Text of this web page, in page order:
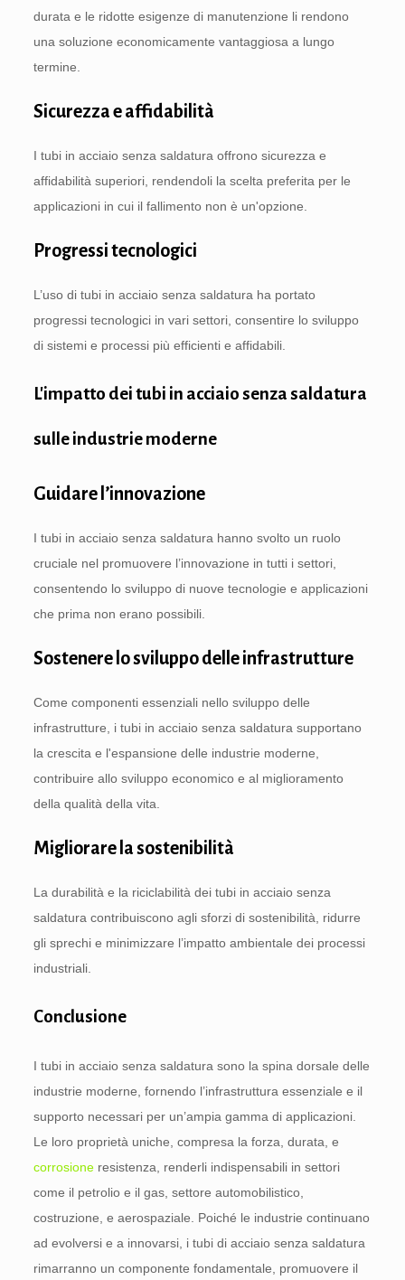
durata e le ridotte esigenze di manutenzione li rendono
una soluzione economicamente vantaggiosa a lungo
termine.
Sicurezza e affidabilità
I tubi in acciaio senza saldatura offrono sicurezza e
affidabilità superiori, rendendoli la scelta preferita per le
applicazioni in cui il fallimento non è un'opzione.
Progressi tecnologici
L’uso di tubi in acciaio senza saldatura ha portato
progressi tecnologici in vari settori, consentire lo sviluppo
di sistemi e processi più efficienti e affidabili.
L'impatto dei tubi in acciaio senza saldatura
sulle industrie moderne
Guidare l’innovazione
I tubi in acciaio senza saldatura hanno svolto un ruolo
cruciale nel promuovere l’innovazione in tutti i settori,
consentendo lo sviluppo di nuove tecnologie e applicazioni
che prima non erano possibili.
Sostenere lo sviluppo delle infrastrutture
Come componenti essenziali nello sviluppo delle
infrastrutture, i tubi in acciaio senza saldatura supportano
la crescita e l'espansione delle industrie moderne,
contribuire allo sviluppo economico e al miglioramento
della qualità della vita.
Migliorare la sostenibilità
La durabilità e la riciclabilità dei tubi in acciaio senza
saldatura contribuiscono agli sforzi di sostenibilità, ridurre
gli sprechi e minimizzare l’impatto ambientale dei processi
industriali.
Conclusione
I tubi in acciaio senza saldatura sono la spina dorsale delle
industrie moderne, fornendo l’infrastruttura essenziale e il
supporto necessari per un’ampia gamma di applicazioni.
Le loro proprietà uniche, compresa la forza, durata, e
corrosioneresistenza, renderli indispensabili in settori
come il petrolio e il gas, settore automobilistico,
costruzione, e aerospaziale. Poiché le industrie continuano
ad evolversi e a innovarsi, i tubi di acciaio senza saldatura
rimarranno un componente fondamentale, promuovere il